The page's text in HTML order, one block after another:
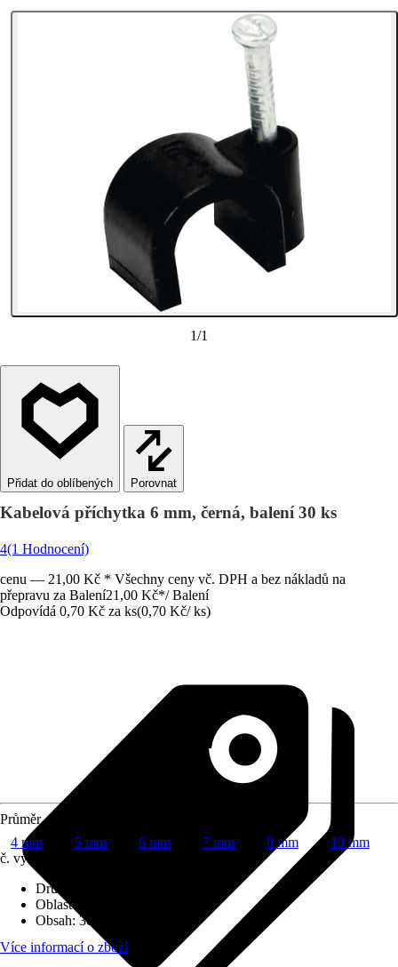
1/1
Porovnat
Kabelová příchytka 6 mm, černá, balení 30 ks
4(1 Hodnocení)
cenu — 21,00 Kč * Všechny ceny vč. DPH a bez nákladů na
přepravu za Balení21,00 Kč*/ Balení
Odpovídá 0,70 Kč za ks(0,70 Kč/ ks)
Průměr
4 mm
5 mm 6 mm 7 mm 8 mm
10 mm
č. výrobku
Druh výrobku
Oblast využití
Obsah: 30 Kus
Více informací o zboží